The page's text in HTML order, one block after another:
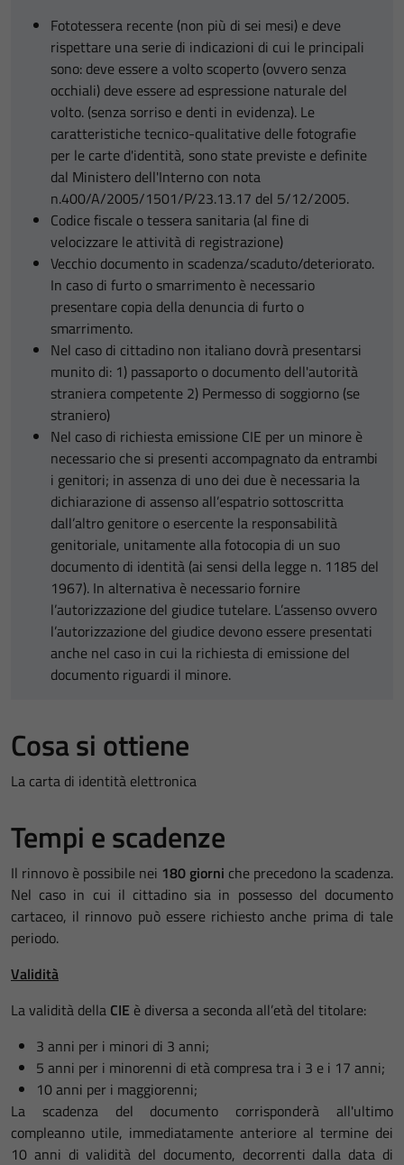
Fototessera recente (non più di sei mesi) e deve
rispettare una serie di indicazioni di cui le principali
sono: deve essere a volto scoperto (ovvero senza
occhiali) deve essere ad espressione naturale del
volto. (senza sorriso e denti in evidenza). Le
caratteristiche tecnico-qualitative delle fotografie
per le carte d'identità, sono state previste e definite
dal Ministero dell'Interno con nota
n.400/A/2005/1501/P/23.13.17 del 5/12/2005.
Codice fiscale o tessera sanitaria (al fine di
velocizzare le attività di registrazione)
Vecchio documento in scadenza/scaduto/deteriorato.
In caso di furto o smarrimento è necessario
presentare copia della denuncia di furto o
smarrimento.
Nel caso di cittadino non italiano dovrà presentarsi
munito di: 1) passaporto o documento dell'autorità
straniera competente 2) Permesso di soggiorno (se
straniero)
Nel caso di richiesta emissione CIE per un minore è
necessario che si presenti accompagnato da entrambi
i genitori; in assenza di uno dei due è necessaria la
dichiarazione di assenso all’espatrio sottoscritta
dall’altro genitore o esercente la responsabilità
genitoriale, unitamente alla fotocopia di un suo
documento di identità (ai sensi della legge n. 1185 del
1967). In alternativa è necessario fornire
l’autorizzazione del giudice tutelare. L’assenso ovvero
l’autorizzazione del giudice devono essere presentati
anche nel caso in cui la richiesta di emissione del
documento riguardi il minore.
Cosa si ottiene
La carta di identità elettronica
Tempi e scadenze
Il rinnovo è possibile nei 180 giorni che precedono la scadenza.
Nel caso in cui il cittadino sia in possesso del documento
cartaceo, il rinnovo può essere richiesto anche prima di tale
periodo.
Validità
La validità della CIE è diversa a seconda all’età del titolare:
3 anni per i minori di 3 anni;
5 anni per i minorenni di età compresa tra i 3 e i 17 anni;
10 anni per i maggiorenni;
La scadenza del documento corrisponderà all'ultimo
compleanno utile, immediatamente anteriore al termine dei
10 anni di validità del documento, decorrenti dalla data di